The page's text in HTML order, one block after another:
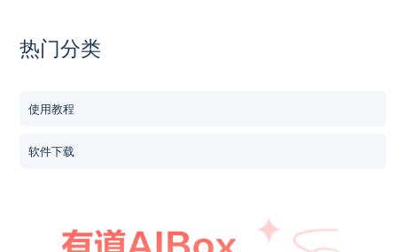
热门分类
使用教程
软件下载